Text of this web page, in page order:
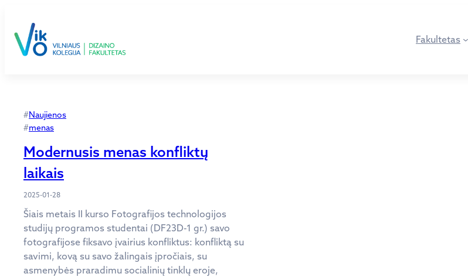
turinio
Fakultetas
#Naujienos
#menas
Modernusis menas konfliktų
laikais
2025-01-28
Šiais metais II kurso Fotografijos technologijos
studijų programos studentai (DF23D-1 gr.) savo
fotografijose fiksavo įvairius konfliktus: konfliktą su
savimi, kovą su savo žalingais įpročiais, su
asmenybės praradimu socialinių tinklų eroje,